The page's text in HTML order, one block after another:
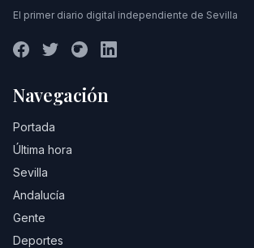
El primer diario digital independiente de Sevilla
Navegación
Portada
Última hora
Sevilla
Andalucía
Gente
Deportes